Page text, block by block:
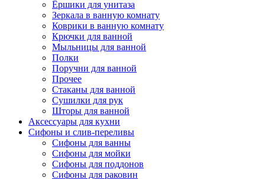
Ёршики для унитаза
Зеркала в ванную комнату
Коврики в ванную комнату
Крючки для ванной
Мыльницы для ванной
Полки
Поручни для ванной
Прочее
Стаканы для ванной
Сушилки для рук
Шторы для ванной
Аксессуары для кухни
Сифоны и слив-переливы
Сифоны для ванны
Сифоны для мойки
Сифоны для поддонов
Сифоны для раковин